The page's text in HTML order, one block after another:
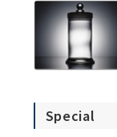
Special